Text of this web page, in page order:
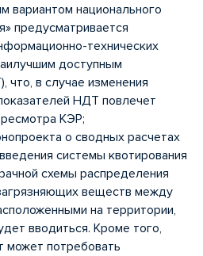
вариантом национального
предусматривается
технических
доступным
что, в случае изменения
НДТ повлечет
КЭР;
о сводных расчетах
системы квотирования
схемы распределения
веществ между
на территории,
вводиться. Кроме того,
может потребовать